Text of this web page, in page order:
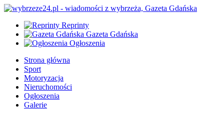
Reprinty
Gazeta Gdańska
Ogłoszenia
Strona główna
Sport
Motoryzacja
Nieruchomości
Ogłoszenia
Galerie